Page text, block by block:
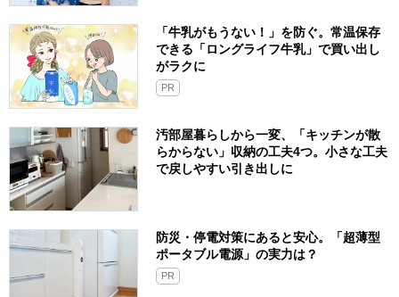
「牛乳がもうない！」を防ぐ。常温保存
できる「ロングライフ牛乳」で買い出し
がラクに
PR
汚部屋暮らしから一変、「キッチンが散
らからない」収納の工夫4つ。小さな工夫
で戻しやすい引き出しに
防災・停電対策にあると安心。「超薄型
ポータブル電源」の実力は？​
PR